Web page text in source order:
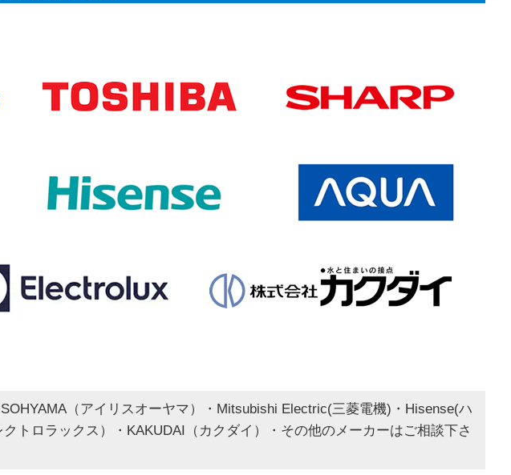
（アイリスオーヤマ）・Mitsubishi Electric(三菱電機)・Hisense(ハ
トロラックス）・KAKUDAI（カクダイ）・その他のメーカーはご相談下さ